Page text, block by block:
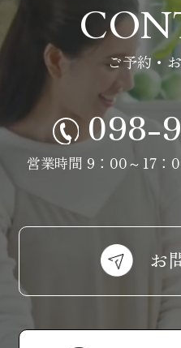
ご予約・
098-
営業時間 9：00～17：
お